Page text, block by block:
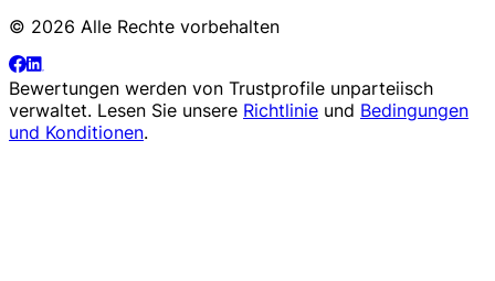
© 2026 Alle Rechte vorbehalten
Bewertungen werden von Trustprofile unparteiisch
verwaltet. Lesen Sie unsere Richtlinie und Bedingungen
und Konditionen.